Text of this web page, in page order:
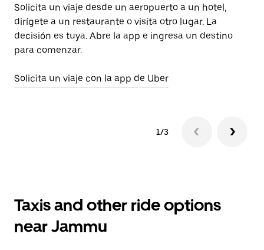
Solicita un viaje desde un aeropuerto a un hotel,
dirígete a un restaurante o visita otro lugar. La
decisión es tuya. Abre la app e ingresa un destino
para comenzar.
Solicita un viaje con la app de Uber
1/3
Taxis and other ride options
near Jammu